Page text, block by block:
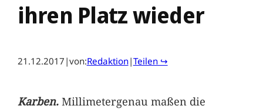
ihren Platz wieder
21.12.2017 |von:Redaktion|Teilen ↪
Karben.Millimetergenau maßen die